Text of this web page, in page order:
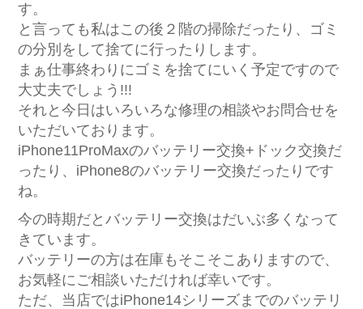
す。
と言っても私はこの後２階の掃除だったり、ゴミ
の分別をして捨てに行ったりします。
まぁ仕事終わりにゴミを捨てにいく予定ですので
大丈夫でしょう!!!
それと今日はいろいろな修理の相談やお問合せを
いただいております。
iPhone11ProMaxのバッテリー交換+ドック交換だ
ったり、iPhone8のバッテリー交換だったりです
ね。
今の時期だとバッテリー交換はだいぶ多くなって
きています。
バッテリーの方は在庫もそこそこありますので、
お気軽にご相談いただければ幸いです。
ただ、当店ではiPhone14シリーズまでのバッテリ